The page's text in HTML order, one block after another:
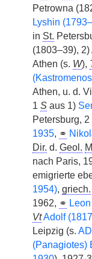
Petrowna
Lyshin
in St.
(1803–39),
Athen (s. W),
Athen, u. d.
1 S aus 1)
Petersburg, 2
1935, ⚭
Dir. d. Geol.
nach Paris,
emigrierte
1954), griech.
1962, ⚭
VtAdolf
Leipzig (s.
(Panagiotes)